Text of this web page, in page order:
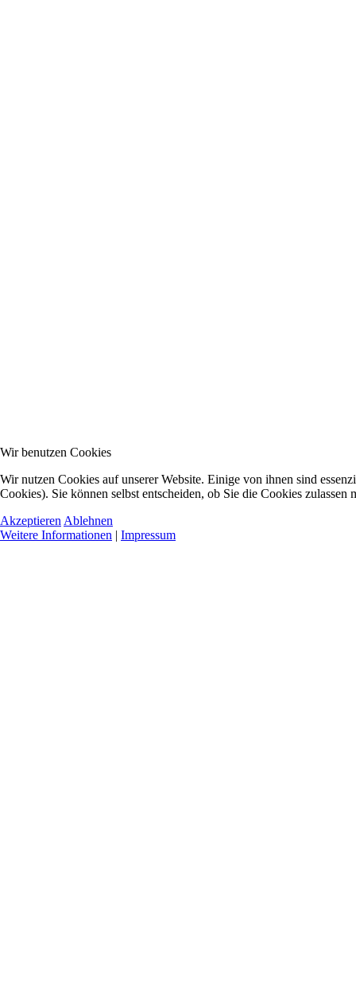
Wir benutzen Cookies
Wir nutzen Cookies auf unserer Website. Einige von ihnen sind
Cookies). Sie können selbst entscheiden, ob Sie die Cookies
Akzeptieren Ablehnen
Weitere Informationen | Impressum